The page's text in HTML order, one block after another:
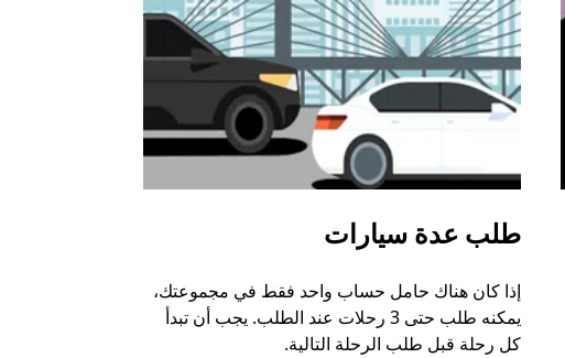
طلب عدة سيارات
إذا كان هناك حامل حساب واحد فقط في مجموعتك،
يمكنه طلب حتى 3 رحلات عند الطلب. يجب أن تبدأ
كل رحلة قبل طلب الرحلة التالية.